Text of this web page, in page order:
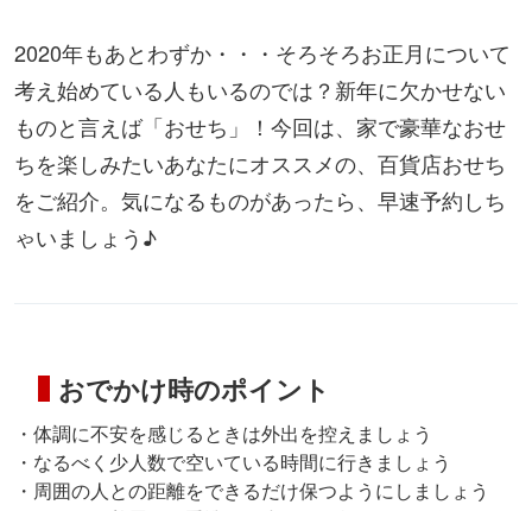
2020年もあとわずか・・・そろそろお正月について
考え始めている人もいるのでは？新年に欠かせない
ものと言えば「おせち」！今回は、家で豪華なおせ
ちを楽しみたいあなたにオススメの、百貨店おせち
をご紹介。気になるものがあったら、早速予約しち
ゃいましょう♪
おでかけ時のポイント
・体調に不安を感じるときは外出を控えましょう
・なるべく少人数で空いている時間に行きましょう
・周囲の人との距離をできるだけ保つようにしましょう